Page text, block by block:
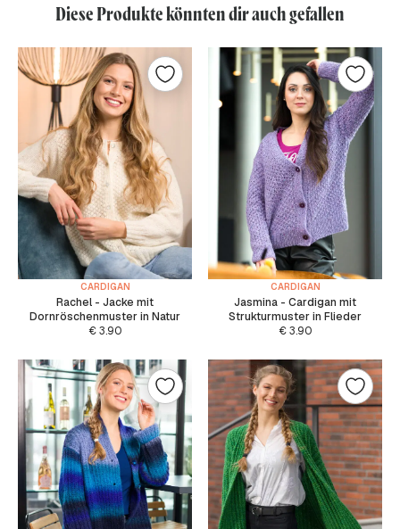
Diese Produkte könnten dir auch gefallen
CARDIGAN
Rachel - Jacke mit
Dornröschenmuster in Natur
€3.90
CARDIGAN
Jasmina - Cardigan mit
Strukturmuster in Flieder
€3.90